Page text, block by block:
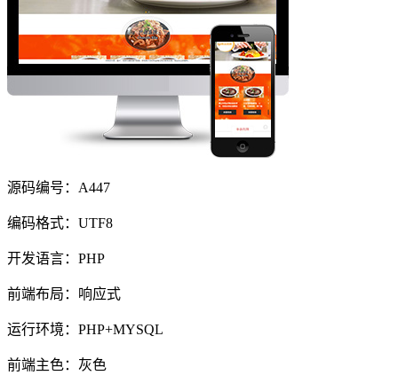
源码编号：A447
编码格式：UTF8
开发语言：PHP
前端布局：响应式
运行环境：PHP+MYSQL
前端主色：灰色